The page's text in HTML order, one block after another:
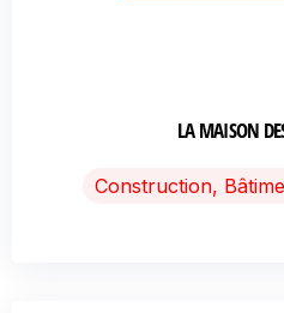
LA MAISON
Construction,